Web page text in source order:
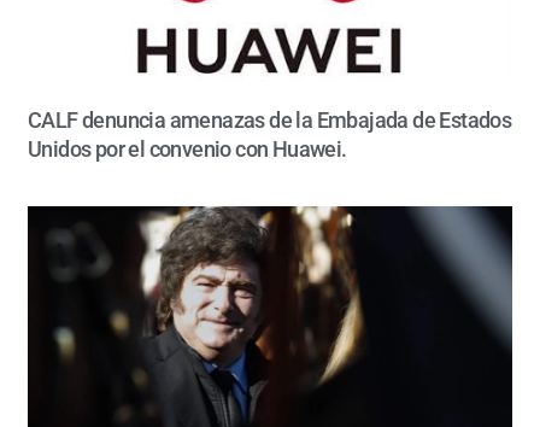
CALF denuncia amenazas de la Embajada de Estados
Unidos por el convenio con Huawei.